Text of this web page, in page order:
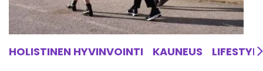
HOLISTINEN HYVINVOINTI KAUNEUS LIFESTYLE